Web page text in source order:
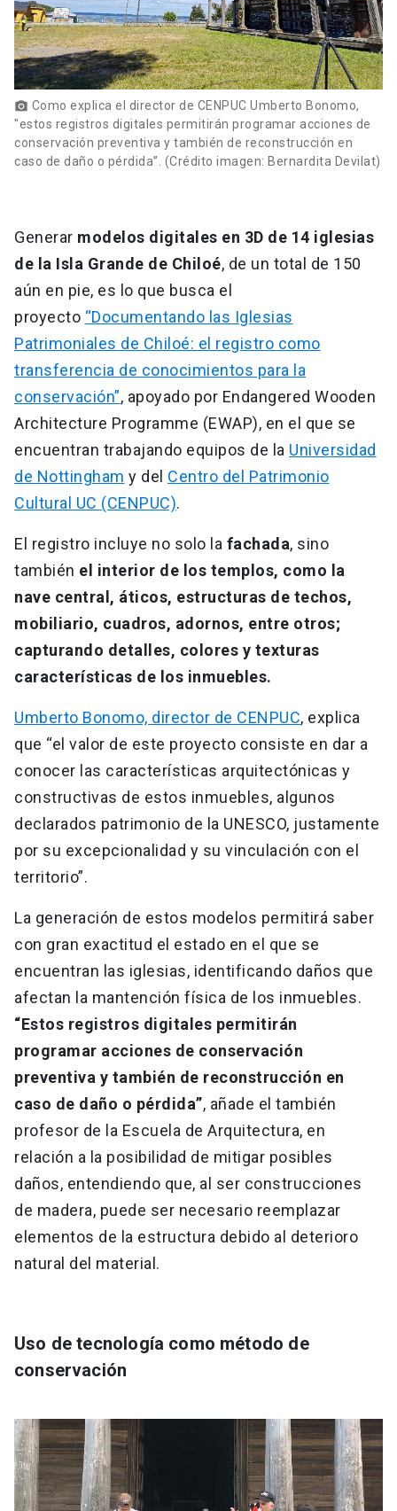
photo_camera Como explica el director de CENPUC Umberto Bonomo,
"estos registros digitales permitirán programar acciones de
conservación preventiva y también de reconstrucción en
caso de daño o pérdida”. (Crédito imagen: Bernardita Devilat)
Generar modelos digitales en 3D de 14 iglesias
de la Isla Grande de Chiloé, de un total de 150
aún en pie, es lo que busca el
proyecto “Documentando las Iglesias
Patrimoniales de Chiloé: el registro como
transferencia de conocimientos para la
conservación”, apoyado por Endangered Wooden
Architecture Programme (EWAP), en el que se
encuentran trabajando equipos de la Universidad
de Nottingham y del Centro del Patrimonio
Cultural UC (CENPUC).
El registro incluye no solo la fachada, sino
también el interior de los templos, como la
nave central, áticos, estructuras de techos,
mobiliario, cuadros, adornos, entre otros;
capturando detalles, colores y texturas
características de los inmuebles.
Umberto Bonomo, director de CENPUC, explica
que “el valor de este proyecto consiste en dar a
conocer las características arquitectónicas y
constructivas de estos inmuebles, algunos
declarados patrimonio de la UNESCO, justamente
por su excepcionalidad y su vinculación con el
territorio”.
La generación de estos modelos permitirá saber
con gran exactitud el estado en el que se
encuentran las iglesias, identificando daños que
afectan la mantención física de los inmuebles.
“Estos registros digitales permitirán
programar acciones de conservación
preventiva y también de reconstrucción en
caso de daño o pérdida”, añade el también
profesor de la Escuela de Arquitectura, en
relación a la posibilidad de mitigar posibles
daños, entendiendo que, al ser construcciones
de madera, puede ser necesario reemplazar
elementos de la estructura debido al deterioro
natural del material.
Uso de tecnología como método de
conservación